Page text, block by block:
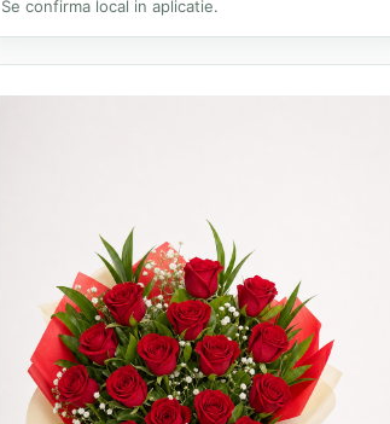
Se confirma local in aplicatie.